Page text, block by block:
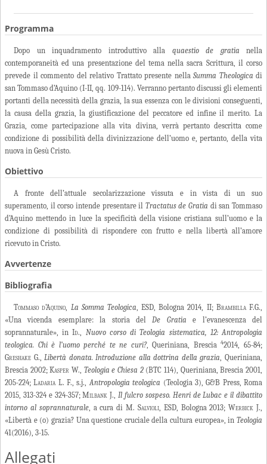
Programma
Dopo un inquadramento introduttivo alla quaestio de gratia nella
contemporaneità ed una presentazione del tema nella sacra Scrittura, il corso
prevede il commento del relativo Trattato presente nella Summa Theologica di
san Tommaso d’Aquino (I-II, qq. 109-114). Verranno pertanto discussi gli elementi
portanti della necessità della grazia, la sua essenza con le divisioni conseguenti,
la causa della grazia, la giustificazione del peccatore ed infine il merito. La
Grazia, come partecipazione alla vita divina, verrà pertanto descritta come
condizione di possibilità della divinizzazione dell’uomo e, pertanto, della vita
nuova in Gesù Cristo.
Obiettivo
A fronte dell’attuale secolarizzazione vissuta e in vista di un suo
superamento, il corso intende presentare il Tractatus de Gratia di san Tommaso
d’Aquino mettendo in luce la specificità della visione cristiana sull’uomo e la
condizione di possibilità di rispondere con frutto e nella libertà all’amore
ricevuto in Cristo.
Avvertenze
Bibliografia
Tommaso d’Aquino, La Somma Teologica, ESD, Bologna 2014, II; BrambillaF.G.,
«Una vicenda esemplare: la storia delDe Gratia e l’evanescenza del
soprannaturale», inId., Nuovo corso di Teologia sistematica, 12: Antropologia
teologica. Chi è l’uomo perché te ne curi?, Queriniana, Brescia42014, 65-84;
Greshake G.,Libertà donata. Introduzione alla dottrina della grazia, Queriniana,
Brescia 2002;Kasper W., Teologia e Chiesa 2(BTC 114), Queriniana, Brescia 2001,
205-224;LadariaL. F., s.j.,Antropologia teologica (Teologia 3), G&B Press, Roma
2015, 313-324 e 324-357; Milbank J.,Il fulcro sospeso. Henri de Lubac e il dibattito
intorno al soprannaturale, a cura diM. Salvioli, ESD, Bologna 2013;Werbick J.,
«Libertà e (o) grazia? Una questione cruciale della cultura europea», in Teologia
41(2016), 3-15.
Allegati